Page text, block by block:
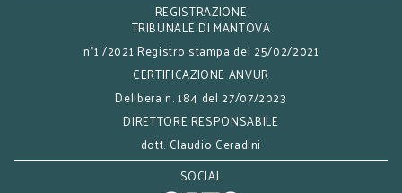
REGISTRAZIONE
TRIBUNALE DI MANTOVA
n°1 /2021 Registro stampa del 25/02/2021
CERTIFICAZIONE ANVUR
Delibera n. 184 del 27/07/2023
DIRETTORE RESPONSABILE
dott. Claudio Ceradini
SOCIAL